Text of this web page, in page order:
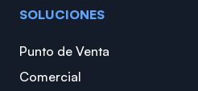
SOLUCIONES
Punto de Venta
Comercial